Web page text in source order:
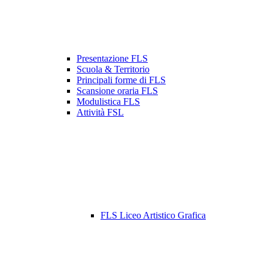
Presentazione FLS
Scuola & Territorio
Principali forme di FLS
Scansione oraria FLS
Modulistica FLS
Attività FSL
FLS Liceo Artistico Grafica